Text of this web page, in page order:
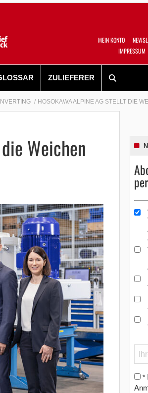
MEIN KONTO
IMPRESSUM
ZULIEFERER
HOSOKAWA ALPINE AG STELLT DIE
Weichen
*